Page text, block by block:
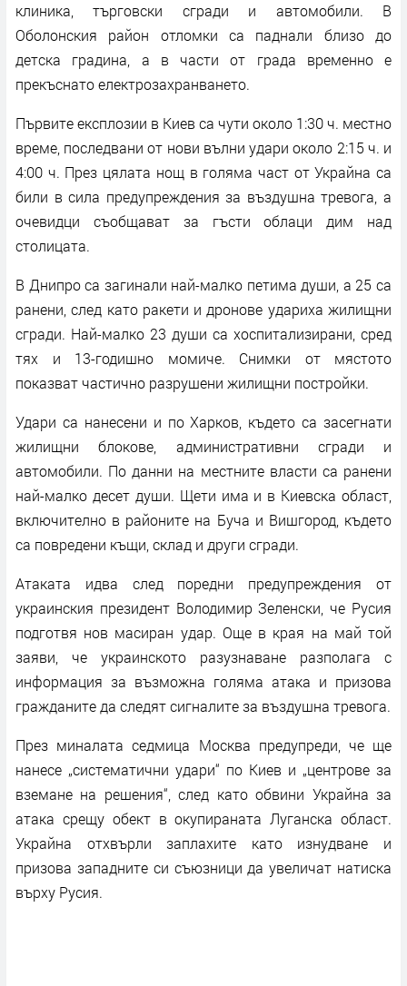
клиника, търговски сгради и автомобили. В
Оболонския район отломки са паднали близо до
детска градина, а в части от града временно е
прекъснато електрозахранването.
Първите експлозии в Киев са чути около 1:30 ч. местно
време, последвани от нови вълни удари около 2:15 ч. и
4:00 ч. През цялата нощ в голяма част от Украйна са
били в сила предупреждения за въздушна тревога, а
очевидци съобщават за гъсти облаци дим над
столицата.
В Днипро са загинали най-малко петима души, а 25 са
ранени, след като ракети и дронове удариха жилищни
сгради. Най-малко 23 души са хоспитализирани, сред
тях и 13-годишно момиче. Снимки от мястото
показват частично разрушени жилищни постройки.
Удари са нанесени и по Харков, където са засегнати
жилищни блокове, административни сгради и
автомобили. По данни на местните власти са ранени
най-малко десет души. Щети има и в Киевска област,
включително в районите на Буча и Вишгород, където
са повредени къщи, склад и други сгради.
Атаката идва след поредни предупреждения от
украинския президент Володимир Зеленски, че Русия
подготвя нов масиран удар. Още в края на май той
заяви, че украинското разузнаване разполага с
информация за възможна голяма атака и призова
гражданите да следят сигналите за въздушна тревога.
През миналата седмица Москва предупреди, че ще
нанесе „систематични удари“ по Киев и „центрове за
вземане на решения“, след като обвини Украйна за
атака срещу обект в окупираната Луганска област.
Украйна отхвърли заплахите като изнудване и
призова западните си съюзници да увеличат натиска
върху Русия.